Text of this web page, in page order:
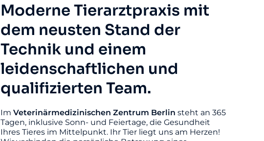
Moderne Tierarztpraxis mit
dem neusten Stand der
Technik und einem
leidenschaftlichen und
qualifizierten Team.
Im Veterinärmedizinischen Zentrum Berlin steht an 365
Tagen, inklusive Sonn- und Feiertage, die Gesundheit
Ihres Tieres im Mittelpunkt. Ihr Tier liegt uns am Herzen!